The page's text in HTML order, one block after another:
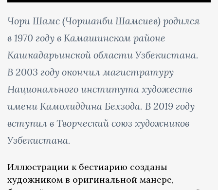
Чори Шамс (Чоршанби Шамсиев) родился
в 1970 году в Камашинском районе
Кашкадарьинской области Узбекистана.
В 2003 году окончил магистратуру
Национального института художеств
имени Камолиддина Бехзода. В 2019 году
вступил в Творческий союз художников
Узбекистана.
Иллюстрации к бестиарию созданы
художником в оригинальной манере,